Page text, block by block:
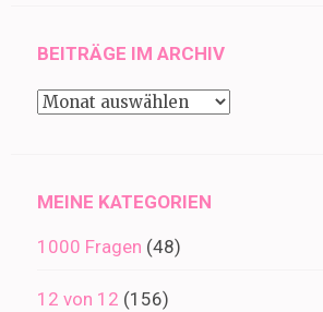
BEITRÄGE IM ARCHIV
Beiträge
MEINE KATEGORIEN
1000 Fragen (48)
12 von 12 (156)